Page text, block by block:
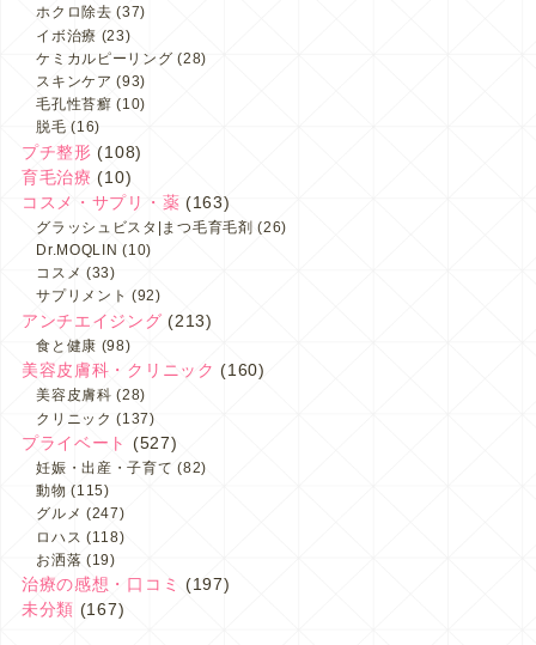
ホクロ除去 (37)
イボ治療 (23)
ケミカルピーリング (28)
スキンケア (93)
毛孔性苔癬 (10)
脱毛 (16)
プチ整形 (108)
育毛治療 (10)
コスメ・サプリ・薬 (163)
グラッシュビスタ|まつ毛育毛剤 (26)
Dr.MOQLIN (10)
コスメ (33)
サプリメント (92)
アンチエイジング (213)
食と健康 (98)
美容皮膚科・クリニック (160)
美容皮膚科 (28)
クリニック (137)
プライベート (527)
妊娠・出産・子育て (82)
動物 (115)
グルメ (247)
ロハス (118)
お洒落 (19)
治療の感想・口コミ
(197)
未分類 (167)